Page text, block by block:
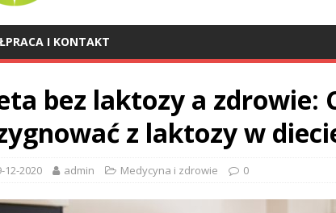
I KONTAKT
bez laktozy a zdrowie:
z laktozy w
12-2020 admin Medycyna i zdrowie 0